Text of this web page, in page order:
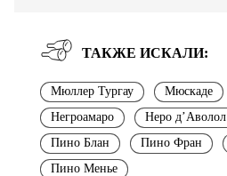
ТАКЖЕ ИСКАЛИ:
Мюллер Тургау Мюскаде
Негроамаро
Неро д’Аволол
Пино Блан
Пино Фран
Пино Менье